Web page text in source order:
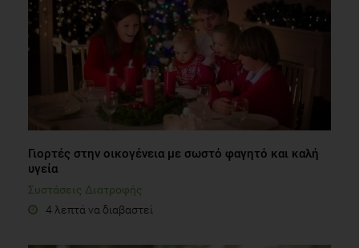
Γιορτές στην οικογένεια με σωστό φαγητό και καλή
υγεία
Συστάσεις Διατροφής
4 λεπτά να διαβαστεί